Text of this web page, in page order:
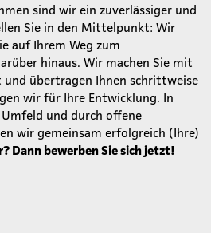
sind wir ein zuverlässiger und
Sie in den Mittelpunkt: Wir
auf Ihrem Weg zum
hinaus. Wir machen Sie mit
übertragen Ihnen schrittweise
wir für Ihre Entwicklung. In
und durch offene
wir gemeinsam erfolgreich (Ihre)
Dann bewerben Sie sich jetzt!